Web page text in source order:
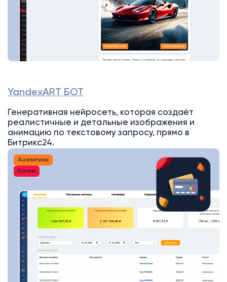
YandexART БОТ
Генеративная нейросеть, которая создаёт
реалистичные и детальные изображения и
анимацию по текстовому запросу, прямо в
Битрикс24.
Аналитика
Банки